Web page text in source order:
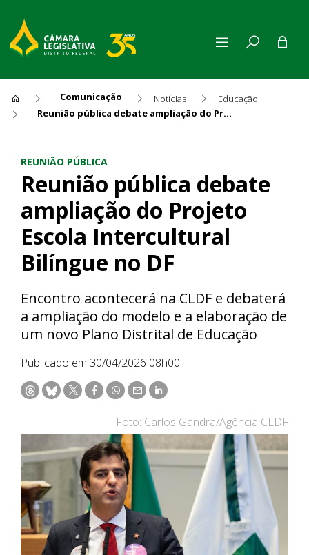
Comunicação Notícias
Educação
Reunião pública debate ampliação do Projeto Escola Intercultural Bilíngue no DF
REUNIÃO PÚBLICA
Reunião pública debate
ampliação do Projeto
Escola Intercultural
Bilíngue no DF
Encontro acontecerá na CLDF e debaterá
a ampliação do modelo e a elaboração de
um novo Plano Distrital de Educação
Publicado em 30/04/2026 08h00
Foto: Carlos Gandra/Agência CLDF